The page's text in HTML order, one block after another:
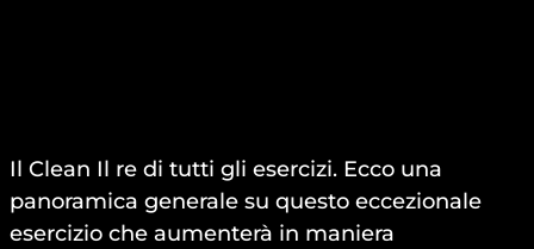
Il Clean Il re di tutti gli esercizi. Ecco una
panoramica generale su questo eccezionale
esercizio che aumenterà in maniera